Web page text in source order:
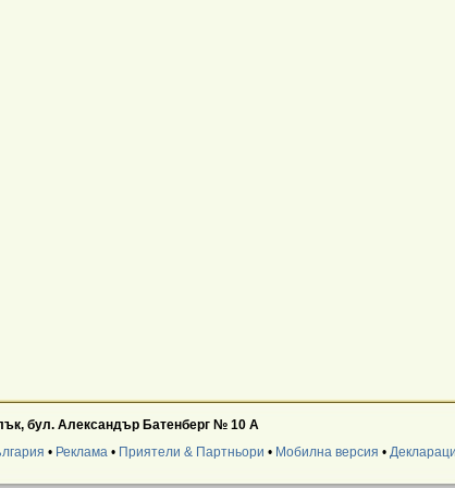
бул. Александър Батенберг № 10 А
• Реклама• Приятели & Партньори • Мобилна версия •